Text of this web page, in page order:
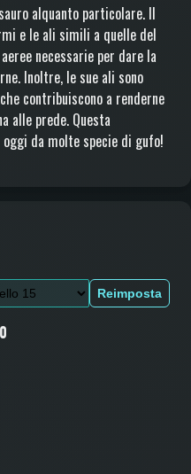
alquanto particolare. Il
e le ali simili a quelle del
necessarie per dare la
Inoltre, le sue ali sono
contribuiscono a renderne
alle prede. Questa
da molte specie di gufo!
Reimposta